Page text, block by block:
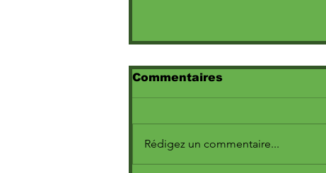
Commentaires
Rédigez un commentaire...